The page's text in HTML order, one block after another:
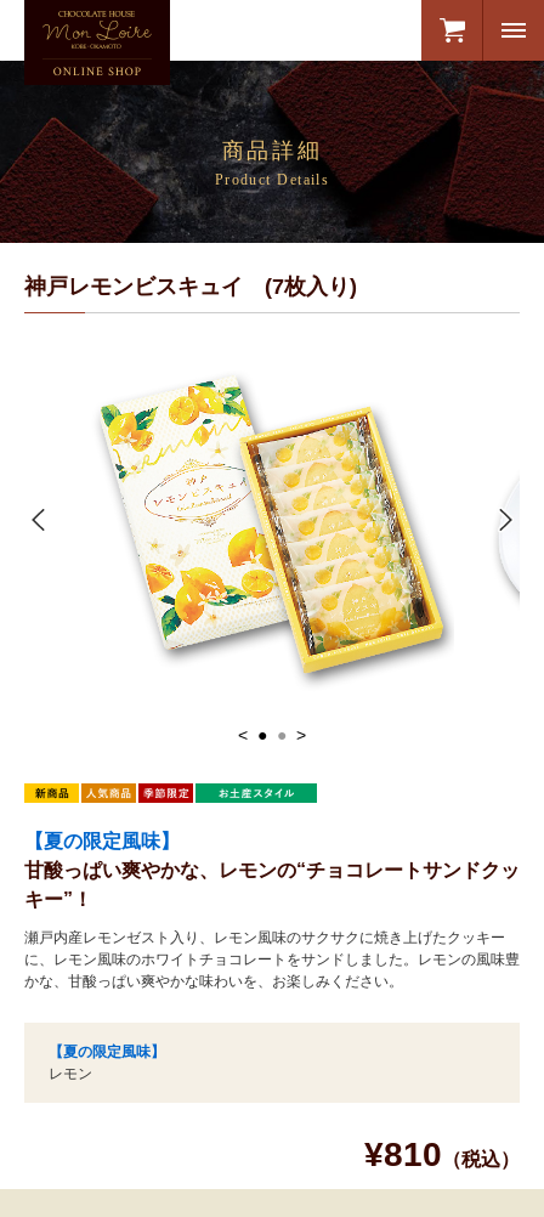
商品詳細
Product Details
神戸レモンビスキュイ (7枚入り)
< ● ● >
【夏の限定風味】
甘酸っぱい爽やかな、レモンの“チョコレートサンドクッ
キー”！
瀬戸内産レモンゼスト入り、レモン風味のサクサクに焼き上げたクッキー
に、レモン風味のホワイトチョコレートをサンドしました。レモンの風味豊
かな、甘酸っぱい爽やかな味わいを、お楽しみください。
【夏の限定風味】
レモン
¥810 （税込）